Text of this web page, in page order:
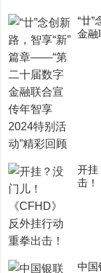
“廿
金融
开挂
击！
中国